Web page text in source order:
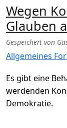
Wegen
Glauben
Gespeichert von
Allgemeines
Es gibt eine
werdenden
Demokratie.